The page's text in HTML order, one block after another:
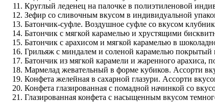
Круглый леденец на палочке в полиэтиленовой
Зефир со сливочным вкусом в индивидуальной
Батончик-суфле. Воздушное суфле со вкусом
Батончик с мягкой карамелью и хрустящими
Батончик с арахисом и мягкой карамелью в
Грильяж с миндалем и соленой карамелью
Батончик из мягкой карамели и жаренного арахиса,
Мармелад жевательный в форме кубиков. Ассорти
Конфета желейная в сахарной глазури. Ассорти
Конфета глазированная с помадной начинкой со
Глазированная конфета с насыщенным вкусом